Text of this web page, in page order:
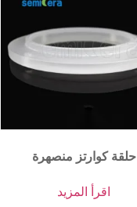
حلقة كوارتز منصهرة
اقرأ المزيد